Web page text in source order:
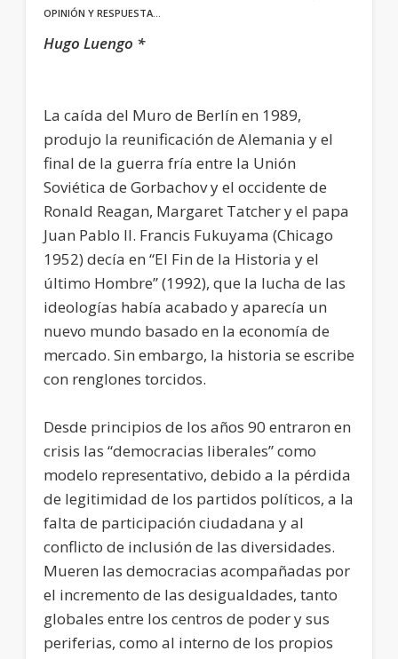
OPINIÓN Y RESPUESTA…
Hugo Luengo *
La caída del Muro de Berlín en 1989,
produjo la reunificación de Alemania y el
final de la guerra fría entre la Unión
Soviética de Gorbachov y el occidente de
Ronald Reagan, Margaret Tatcher y el papa
Juan Pablo II. Francis Fukuyama (Chicago
1952) decía en “El Fin de la Historia y el
último Hombre” (1992), que la lucha de las
ideologías había acabado y aparecía un
nuevo mundo basado en la economía de
mercado. Sin embargo, la historia se escribe
con renglones torcidos.
Desde principios de los años 90 entraron en
crisis las “democracias liberales” como
modelo representativo, debido a la pérdida
de legitimidad de los partidos políticos, a la
falta de participación ciudadana y al
conflicto de inclusión de las diversidades.
Mueren las democracias acompañadas por
el incremento de las desigualdades, tanto
globales entre los centros de poder y sus
periferias, como al interno de los propios